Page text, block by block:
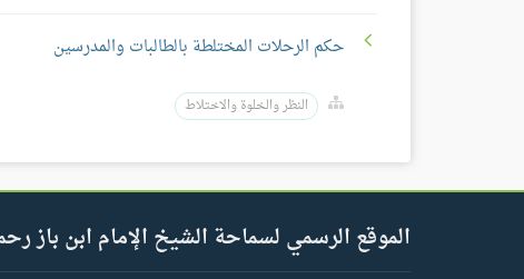
حكم الرحلات المختلطة بالطالبات والمدرسين
النظر والخلوة والاختلاط
الموقع الرسمي لسماحة الشيخ الإمام ابن باز